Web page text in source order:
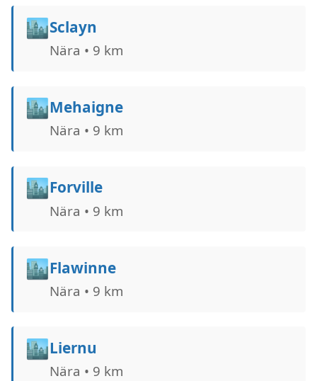
🏙️Sclayn
Nära • 9 km
🏙️Mehaigne
Nära • 9 km
🏙️Forville
Nära • 9 km
🏙️Flawinne
Nära • 9 km
🏙️Liernu
Nära • 9 km